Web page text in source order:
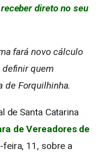
direto no seu
fará novo cálculo
quem
de Forquilhinha.
de Santa Catarina
de Vereadores de
feira, 11, sobre a